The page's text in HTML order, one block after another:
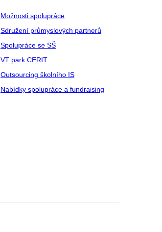
Možnosti spolupráce
Sdružení průmyslových partnerů
Spolupráce se SŠ
VT park CERIT
Outsourcing školního IS
Nabídky spolupráce a fundraising